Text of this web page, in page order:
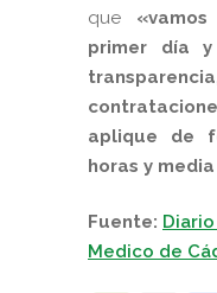
que
primer día
aplique de
horas y
Fuente:
Medico de